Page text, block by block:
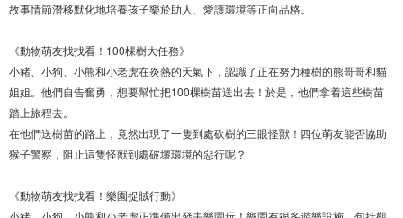
故事情節潛移默化地培養孩子樂於助人、愛護環境等正向品格。
《動物萌友找找看！100棵樹大任務》
小豬、小狗、小熊和小老虎在炎熱的天氣下，認識了正在努力種樹的熊哥哥和貓
姐姐。他們自告奮勇，想要幫忙把100棵樹苗送出去！於是，他們拿着這些樹苗
踏上旅程去。
在他們送樹苗的路上，竟然出現了一隻到處砍樹的三眼怪獸！四位萌友能否協助
猴子警察，阻止這隻怪獸到處破壞環境的惡行呢？
《動物萌友找找看！樂園捉賊行動》